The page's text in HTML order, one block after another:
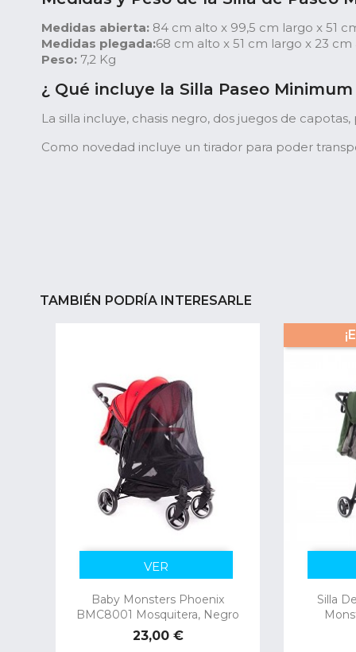
Medidas abierta: 84 cm alto x 99,5 cm largo x 51
Medidas plegada:68 cm alto x 51 cm largo x 23
Peso: 7,2 Kg
¿ Qué incluye la Silla Paseo
La silla incluye, chasis negro, dos juegos de
Como novedad incluye un tirador para poder
TAMBIÉN PODRÍA INTERESARLE
Baby Monsters Phoenix
BMC8001 Mosquitera, Negro
Precio
23,00 €
VER
Silla